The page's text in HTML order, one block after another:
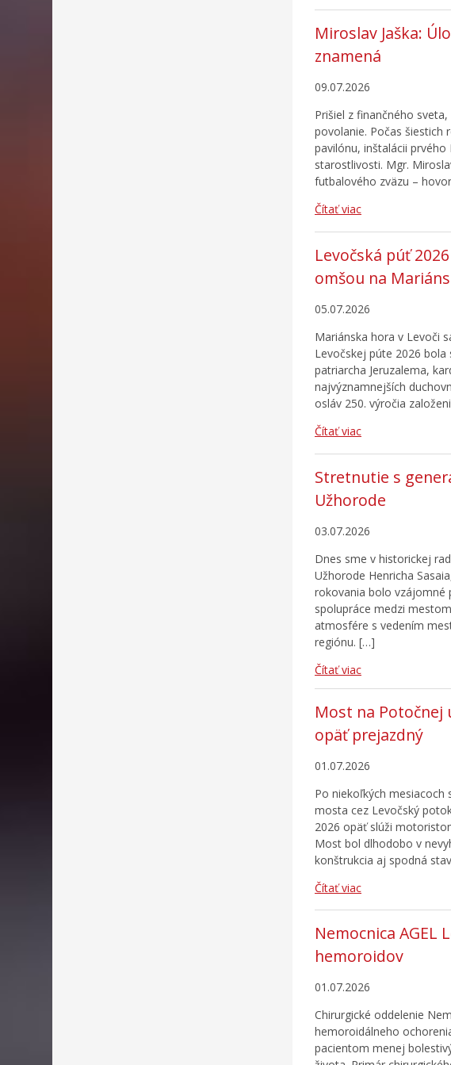
Miroslav Jaška:
znamená
09.07.2026
Prišiel z finančného
povolanie. Počas šiestich
pavilónu, inštalácii
starostlivosti. Mgr.
futbalového zväzu –
Čítať viac
Levočská púť
omšou na
05.07.2026
Mariánska hora v Levoči
Levočskej púte 2026
patriarcha Jeruzalema,
najvýznamnejších
osláv 250. výročia
Čítať viac
Stretnutie s
Užhorode
03.07.2026
Dnes sme v historickej
Užhorode Henricha
rokovania bolo vzájomné
spolupráce medzi
atmosfére s vedením
regiónu. […]
Čítať viac
Most na Potočnej
opäť prejazdný
01.07.2026
Po niekoľkých mesiacoch
mosta cez Levočský
2026 opäť slúži
Most bol dlhodobo v
konštrukcia aj spodná
Čítať viac
Nemocnica AGEL
hemoroidov
01.07.2026
Chirurgické oddelenie
hemoroidálneho
pacientom menej